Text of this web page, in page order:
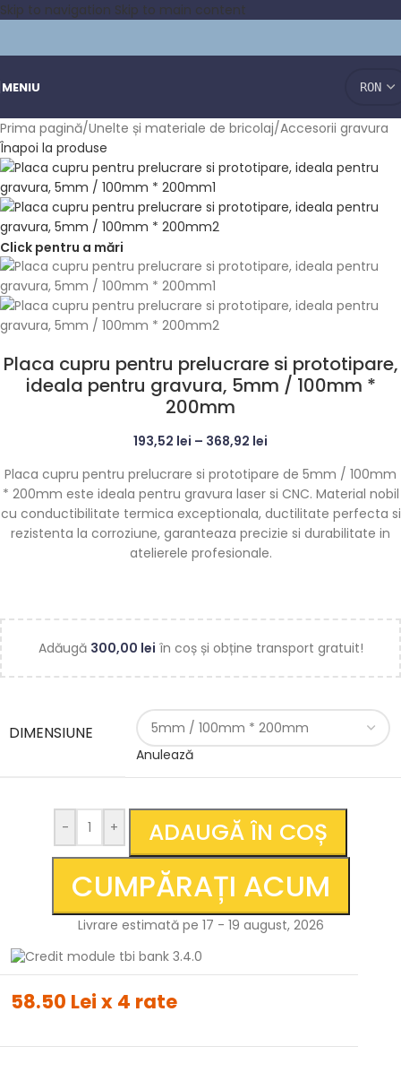
Skip to navigation Skip to main content
MENIU
Prima pagină/Unelte și materiale de bricolaj/Accesorii gravura
Înapoi la produse
Click pentru a mări
Placa cupru pentru prelucrare si prototipare,
ideala pentru gravura, 5mm / 100mm *
200mm
193,52 lei – 368,92 lei
Placa cupru pentru prelucrare si prototipare de 5mm / 100mm
* 200mm este ideala pentru gravura laser si CNC. Material nobil
cu conductibilitate termica exceptionala, ductilitate perfecta si
rezistenta la corroziune, garanteaza precizie si durabilitate in
atelierele profesionale.
Adăugă 300,00 lei în coș și obține transport gratuit!
DIMENSIUNE
Anulează
- + ADAUGĂ ÎN COȘ
CUMPĂRAȚI ACUM
Livrare estimată pe 17 - 19 august, 2026
58.50 Lei x 4 rate